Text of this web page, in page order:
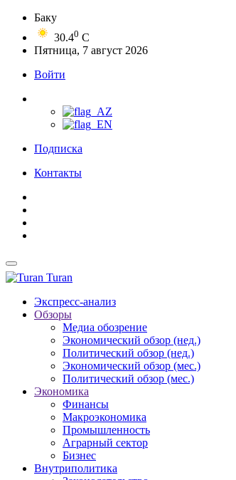
Баку
30.40 C
Пятница, 7 август 2026
Войти
Подписка
Контакты
Turan
Экспресс-анализ
Обзоры
Медиа обозрение
Экономический обзор (нед.)
Политический обзор (нед.)
Экономический обзор (мес.)
Политический обзор (мес.)
Экономика
Финансы
Макроэкономика
Промышленность
Аграрный сектор
Бизнес
Внутриполитика